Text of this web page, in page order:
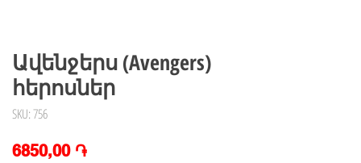
Ավենջերս (Avengers)
հերոսներ
SKU: 756
6850,00 ֏Price